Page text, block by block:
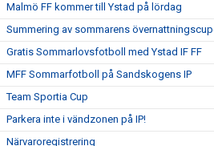
Malmö FF kommer till Ystad på lördag
Summering av sommarens
Gratis Sommarlovsfotboll med Ystad IF FF
MFF Sommarfotboll på Sandskogens IP
Team Sportia Cup
Parkera inte i vändzonen på IP!
Närvaroregistrering